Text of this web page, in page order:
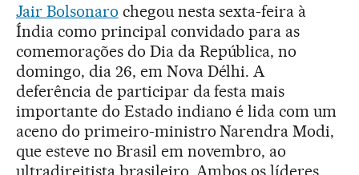
Jair Bolsonaro chegou nesta sexta-feira à
Índia como principal convidado para as
comemorações do Dia da República, no
domingo, dia 26, em Nova Délhi. A
deferência de participar da festa mais
importante do Estado indiano é lida com um
aceno do primeiro-ministro Narendra Modi,
que esteve no Brasil em novembro, ao
ultradireitista brasileiro. Ambos os líderes